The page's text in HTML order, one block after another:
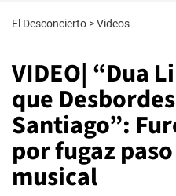
El Desconcierto >Videos
VIDEO| “Dua
que
Santiago”:
por fugaz
musical